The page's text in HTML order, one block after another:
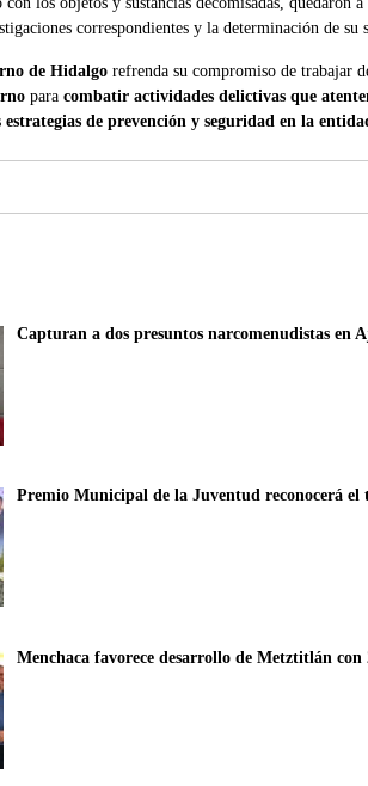
correspondientes y la determinación de su
de Hidalgo refrenda su compromiso de trabajar
para combatir actividades delictivas que
estrategias de prevención y seguridad en la
Capturan a dos presuntos narcomenudistas en
Premio Municipal de la Juventud reconocerá
Menchaca favorece desarrollo de Metztitlán